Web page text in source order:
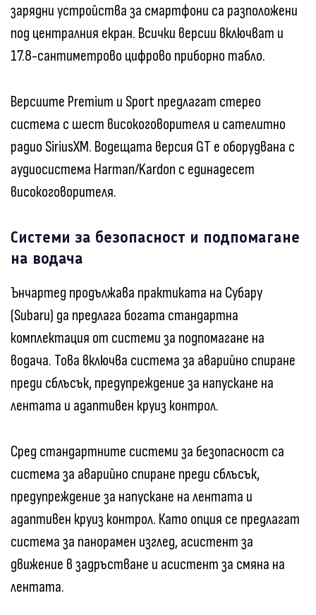
зарядни устройства за смартфони са разположени
под централния екран. Всички версии включват и
17.8-сантиметрово цифрово приборно табло.
Версиите Premium и Sport предлагат стерео
система с шест високоговорителя и сателитно
радио SiriusXM. Водещата версия GT е оборудвана с
аудиосистема Harman/Kardon с единадесет
високоговорителя.
Системи за безопасност и подпомагане
на водача
Ънчартед продължава практиката на Субару
(Subaru) да предлага богата стандартна
комплектация от системи за подпомагане на
водача. Това включва система за аварийно спиране
преди сблъсък, предупреждение за напускане на
лентата и адаптивен круиз контрол.
Сред стандартните системи за безопасност са
система за аварийно спиране преди сблъсък,
предупреждение за напускане на лентата и
адаптивен круиз контрол. Като опция се предлагат
система за панорамен изглед, асистент за
движение в задръстване и асистент за смяна на
лентата.